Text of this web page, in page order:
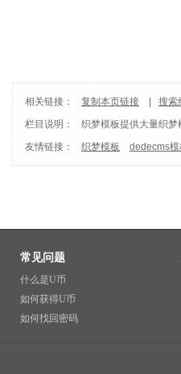
相关链接： 复制本页链接 搜索
栏目说明：
织梦模板提供大量织
友情链接：
织梦模板 dedecms模
常见问题
什么是U币
如何获得U币
如何找回密码